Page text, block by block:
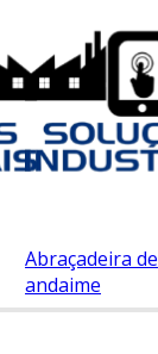
Abraçadeira de
andaime